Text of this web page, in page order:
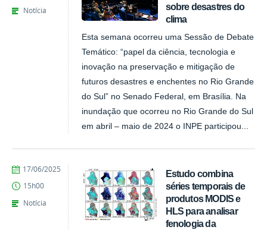
sobre desastres do
clima
Esta semana ocorreu uma Sessão de Debate
Temático: “papel da ciência, tecnologia e
inovação na preservação e mitigação de
futuros desastres e enchentes no Rio Grande
do Sul” no Senado Federal, em Brasília. Na
inundação que ocorreu no Rio Grande do Sul
em abril – maio de 2024 o INPE participou...
Notícia
Estudo combina
séries temporais de
produtos MODIS e
HLS para analisar
fenologia da
publicado
17/06/2025
15h00
Notícia